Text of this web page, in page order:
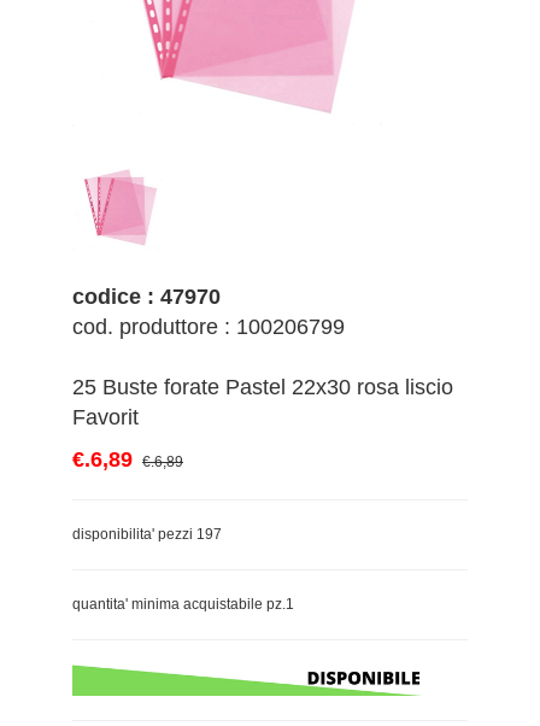
codice : 47970
cod. produttore : 100206799
25 Buste forate Pastel 22x30 rosa liscio
Favorit
€.6,89 €.6,89
disponibilita' pezzi 197
quantita' minima acquistabile pz.1